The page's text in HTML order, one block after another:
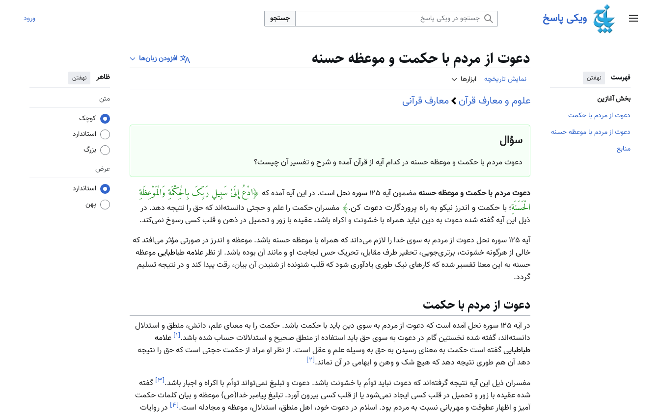
منوی اصلی ویکی پاسخ جستجو ورود
فهرست نهفتن
بخش آغازین
دعوت از مردم با حکمت
دعوت از مردم با موعظه حسنه
منابع
دعوت از مردم با حکمت و موعظه حسنه
افزودن زبان‌ها
نمایش تاریخچه
ابزارها ظاهر نهفتن
متن
کوچک
استاندارد
بزرگ
عرض
استاندارد
پهن
علوم و معارف قرآن معارف قرآنی
سؤال
دعوت مردم با حکمت و موعظه حسنه در کدام آیه از قرآن آمده و شرح و تفسیر آن چیست؟
دعوت مردم با حکمت و موعظه حسنهمضمون آیه ۱۲۵ سوره نحل است. در این آیه آمده که ﴿ادْعُ إِلَیٰ سَبِیلِ رَبِّکَ بِالْحِکْمَةِ وَالْمَوْعِظَةِ
الْحَسَنَةِ؛ با حکمت و اندرز نیکو به راه پروردگارت دعوت کن.﴾ مفسران حکمت را علم و حجتی دانسته‌اند که حق را نتیجه دهد. در
ذیل این آیه گفته شده دعوت به دین نباید همراه با خشونت و اکراه باشد، عقیده با زور و تحمیل در ذهن و قلب کسی رسوخ نمی‌کند.
آیه ۱۲۵ سوره نحل دعوت از مردم به سوی خدا را لازم می‌داند که همراه با موعظه حسنه باشد. موعظه و اندرز در صورتی مؤثر می‌افتد که
خالی از هرگونه خشونت، برتری‌جویی، تحقیر طرف مقابل، تحریک حس لجاجت او و مانند آن بوده باشد. از نظرعلامه طباطباییموعظه
حسنه به این معنا تفسیر شده که کارهای نیک طوری یادآوری شود که قلب شنونده از شنیدن آن بیان، رقت پیدا کند و در نتیجه تسلیم
گردد.
دعوت از مردم با حکمت
در آیه ۱۲۵ سوره نحل آمده است که دعوت از مردم به سوی دین باید با حکمت باشد. حکمت را به معنای علم، دانش، منطق و استدلال
دانسته‌اند، گفته شده نخستین گام در دعوت به سوی حق باید استفاده از منطق صحیح و استدلالات حساب شده باشد.[۱] علامه
طباطباییگفته است حکمت به معنای رسیدن به حق به وسیله علم و عقل است. از نظر او مراد از حکمت حجتی است که حق را نتیجه
دهد آن هم طوری نتیجه دهد که هیچ شک و وهن و ابهامی در آن نماند.[۲]
مفسران ذیل این آیه نتیجه گرفته‌اند که دعوت نباید توأم با خشونت باشد. دعوت و تبلیغ نمی‌تواند توأم با اکراه و اجبار باشد.[۳] گفته
شده عقیده با زور و تحمیل در قلب کسی ایجاد نمی‌شود یا از قلب کسی بیرون آورد. تبلیغ پیامبر خدا(ص) موعظه و بیان کلمات حکمت
آمیز و اظهار عطوفت و مهربانی نسبت به مردم بود. اسلام در دعوت خود، اهل منطق، استدلال، موعظه و مجادله است.[۴] در روایات